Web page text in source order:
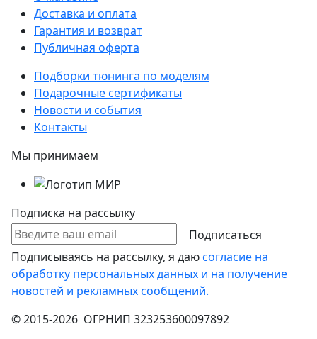
Доставка и оплата
Гарантия и возврат
Публичная оферта
Подборки тюнинга по моделям
Подарочные сертификаты
Новости и события
Контакты
Мы принимаем
Подписка на рассылку
Подписаться
Подписываясь на рассылку, я даюсогласие на
обработку персональных данных и на получение
новостей и рекламных сообщений.
© 2015-2026 ОГРНИП 323253600097892